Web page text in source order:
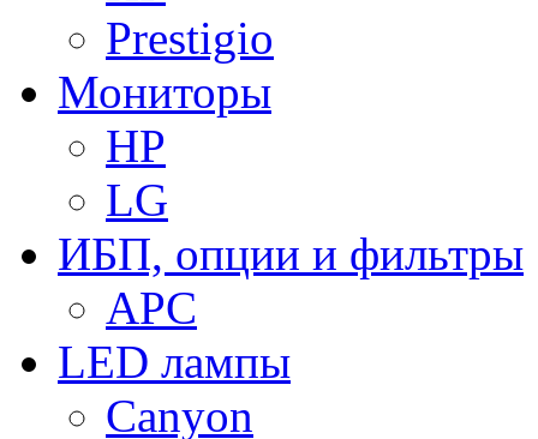
Prestigio
Мониторы
HP
LG
ИБП, опции и фильтры
APC
LED лампы
Canyon